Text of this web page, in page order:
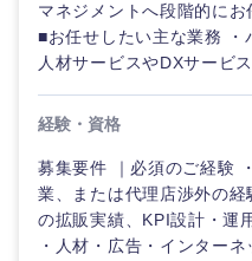
ご希望の職種を
ご希望の職種を
ご希望の業界を
ご希望の勤務地
ご希望条件を入
マネジメントへ段階的に
■お任せしたい主な業務 ・
人材サービスやDXサービ
経験・資格
募集要件 ｜必須のご経験
業、または代理店渉外の
の拡販実績、KPI設計・運
・人材・広告・インター